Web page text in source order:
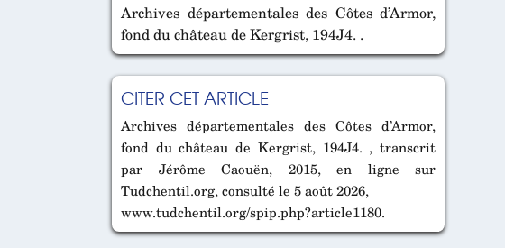
Archives départementales des Côtes d’Armor,
fond du château de Kergrist, 194J4. .
CITER CET ARTICLE
Archives départementales des Côtes d’Armor,
fond du château de Kergrist, 194J4. , transcrit
par Jérôme Caouën, 2015, en ligne sur
Tudchentil.org, consulté le 5 août 2026,
www.tudchentil.org/spip.php?article1180.